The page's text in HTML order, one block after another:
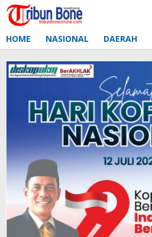
Lewati
ke
HOME NASIONAL DAERAH